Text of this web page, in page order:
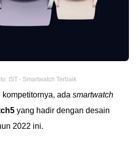
IST - Smartwatch Terbaik
ada smartwatch
yang hadir dengan desain
2022 ini.